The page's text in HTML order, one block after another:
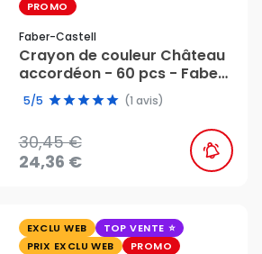
PROMO
Faber-Castell
Crayon de couleur Château
accordéon - 60 pcs - Faber-
Castell
5/5 (1 avis)
30,45 €
24,36 €
EXCLU WEB
TOP VENTE
PRIX EXCLU WEB
PROMO